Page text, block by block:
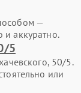
—
аккуратно.
5
50/5.
или